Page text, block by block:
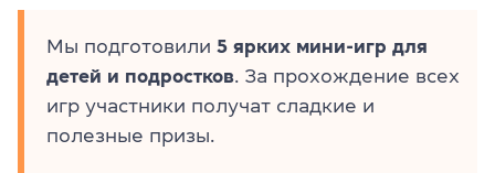
Мы подготовили 5 ярких мини-игр для
детей и подростков. За прохождение всех
игр участники получат сладкие и
полезные призы.